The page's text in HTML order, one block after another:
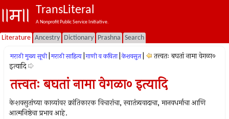
TransLiteral
A Nonprofit Public Service Initiative.
Literature Ancestry Dictionary Prashna Search
मराठी मुख्य सूची मराठी साहित्य गाणी व कविता केशवसुत
तत्त्वतः बघतां नामा वेगळा०
इत्यादि
तत्त्वतः बघतां नामा वेगळा० इत्यादि
केशवसुतांच्या काव्यांवर क्रांतिकारक विचारांचा, स्वातंत्र्यवादाचा, मानवधर्माचा आणि
आत्मनिष्ठेचा प्रभाव आहे.